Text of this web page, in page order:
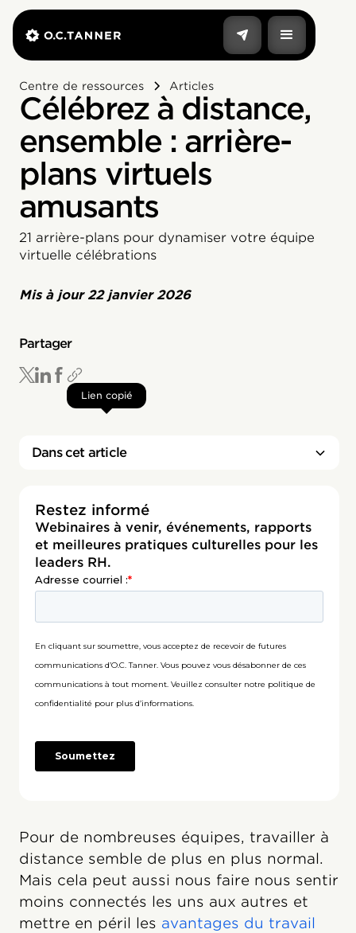
Centre de ressources Articles
Célébrez à distance,
ensemble : arrière-
plans virtuels
amusants
21 arrière-plans pour dynamiser votre équipe
virtuelle célébrations
Mis à jour 22 janvier 2026
Partager
Lien copié
Dans cet article
Restez informé
Webinaires à venir, événements, rapports
et meilleures pratiques culturelles pour les
leaders RH.
Pour de nombreuses équipes, travailler à
distance semble de plus en plus normal.
Mais cela peut aussi nous faire nous sentir
moins connectés les uns aux autres et
mettre en péril les avantages du travail